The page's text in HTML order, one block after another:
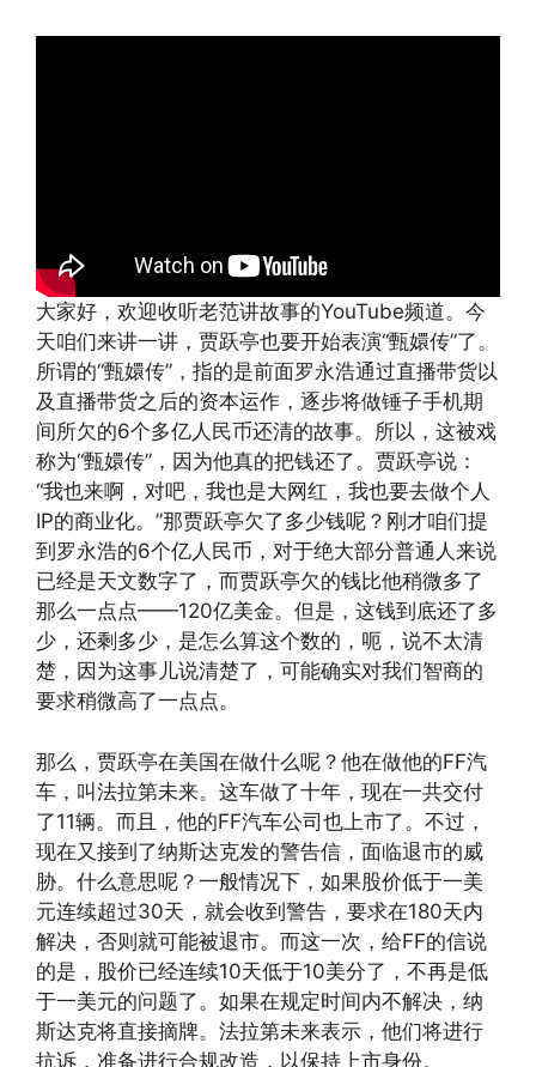
大家好，欢迎收听老范讲故事的YouTube频道。今
天咱们来讲一讲，贾跃亭也要开始表演“甄嬛传”了。
所谓的“甄嬛传”，指的是前面罗永浩通过直播带货以
及直播带货之后的资本运作，逐步将做锤子手机期
间所欠的6个多亿人民币还清的故事。所以，这被戏
称为“甄嬛传”，因为他真的把钱还了。贾跃亭说：
“我也来啊，对吧，我也是大网红，我也要去做个人
IP的商业化。”那贾跃亭欠了多少钱呢？刚才咱们提
到罗永浩的6个亿人民币，对于绝大部分普通人来说
已经是天文数字了，而贾跃亭欠的钱比他稍微多了
那么一点点——120亿美金。但是，这钱到底还了多
少，还剩多少，是怎么算这个数的，呃，说不太清
楚，因为这事儿说清楚了，可能确实对我们智商的
要求稍微高了一点点。
那么，贾跃亭在美国在做什么呢？他在做他的FF汽
车，叫法拉第未来。这车做了十年，现在一共交付
了11辆。而且，他的FF汽车公司也上市了。不过，
现在又接到了纳斯达克发的警告信，面临退市的威
胁。什么意思呢？一般情况下，如果股价低于一美
元连续超过30天，就会收到警告，要求在180天内
解决，否则就可能被退市。而这一次，给FF的信说
的是，股价已经连续10天低于10美分了，不再是低
于一美元的问题了。如果在规定时间内不解决，纳
斯达克将直接摘牌。法拉第未来表示，他们将进行
抗诉，准备进行合规改造，以保持上市身份。